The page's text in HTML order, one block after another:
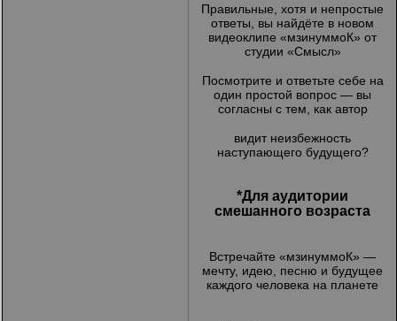
Правильные, хотя и непростые
ответы, вы найдёте в новом
видеоклипе «мзинуммоК» от
студии «Смысл»
Посмотрите и ответьте себе на
один простой вопрос — вы
согласны с тем, как автор
видит неизбежность
наступающего будущего?
*Для аудитории
смешанного возраста
Встречайте «мзинуммоК» —
мечту, идею, песню и будущее
каждого человека на планете